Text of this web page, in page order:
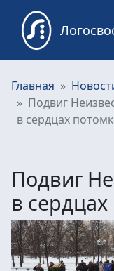
Главная
Подвиг
в сердцах
Подвиг
в